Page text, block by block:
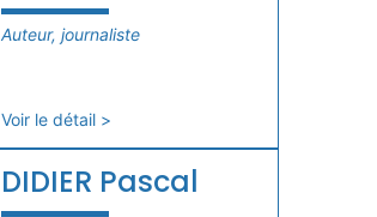
Auteur, journaliste
Voir le détail >
DIDIER Pascal